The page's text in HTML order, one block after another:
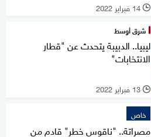
l 14 فبراير 2022
شرق أوسط
ليبيا.. الدبيبة يتحدث عن "قطار
الانتخابات"
l 13 فبراير 2022
خاص
مصراتة.. "ناقوس خطر" قادم من